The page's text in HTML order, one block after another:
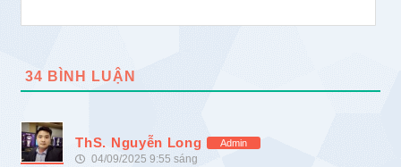
34 BÌNH LUẬN
ThS. Nguyễn Long Admin
04/09/2025 9:55 sáng